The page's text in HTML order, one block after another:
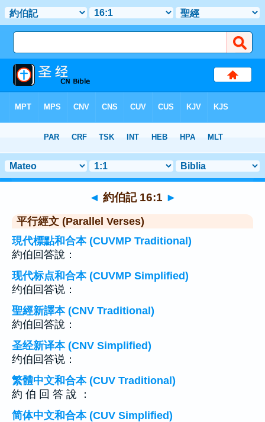
> 聖經金句 1
◄ 約伯記 16:1 ►
平行經文 (Parallel Verses)
現代標點和合本 (CUVMP Traditional)
約伯回答說：
现代标点和合本 (CUVMP Simplified)
约伯回答说：
聖經新譯本 (CNV Traditional)
約伯回答說：
圣经新译本 (CNV Simplified)
约伯回答说：
繁體中文和合本 (CUV Traditional)
約 伯 回 答 說 ：
简体中文和合本 (CUV Simplified)